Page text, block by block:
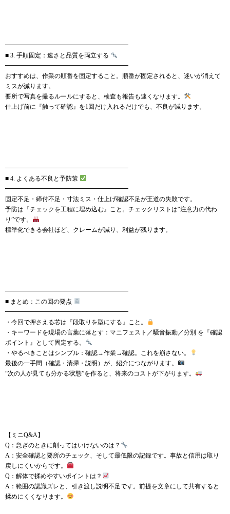
━━━━━━━━━━━━━━━━━━━━
■ 3. 手順固定：速さと品質を両立する
━━━━━━━━━━━━━━━━━━━━
おすすめは、作業の順番を固定すること。順番が固定されると、迷いが消えて
ミスが減ります。
要所で写真を撮るルールにすると、検査も報告も速くなります。
仕上げ前に『触って確認』を1回だけ入れるだけでも、不良が減ります。
━━━━━━━━━━━━━━━━━━━━
■ 4. よくある不良と予防策
━━━━━━━━━━━━━━━━━━━━
固定不足・締付不足・寸法ミス・仕上げ確認不足が王道の失敗です。
予防は『チェックを工程に埋め込む』こと。チェックリストは“注意力の代わ
り”です。
標準化できる会社ほど、クレームが減り、利益が残ります。
━━━━━━━━━━━━━━━━━━━━
■ まとめ：この回の要点
━━━━━━━━━━━━━━━━━━━━
・今回で押さえる芯は『段取りを型にする』こと。
・キーワードを現場の言葉に落とす：マニフェスト／騒音振動／分別 を『確認
ポイント』として固定する。
・やるべきことはシンプル：確認→作業→確認。これを崩さない。
最後の一手間（確認・清掃・説明）が、紹介につながります。
“次の人が見ても分かる状態”を作ると、将来のコストが下がります。
【ミニQ&A】
Q：急ぎのときに削ってはいけないのは？
A：安全確認と要所のチェック、そして最低限の記録です。事故と信用は取り
戻しにくいからです。
Q：解体で揉めやすいポイントは？
A：範囲の認識ズレと、引き渡し説明不足です。前提を文章にして共有すると
揉めにくくなります。